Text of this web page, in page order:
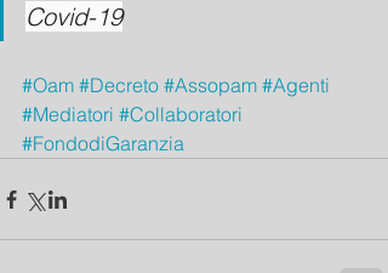
Covid-19
#Oam #Decreto #Assopam #Agenti
#Mediatori #Collaboratori
#FondodiGaranzia